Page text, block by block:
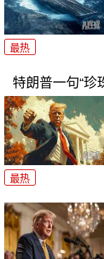
最热
特朗普一句“珍
最热